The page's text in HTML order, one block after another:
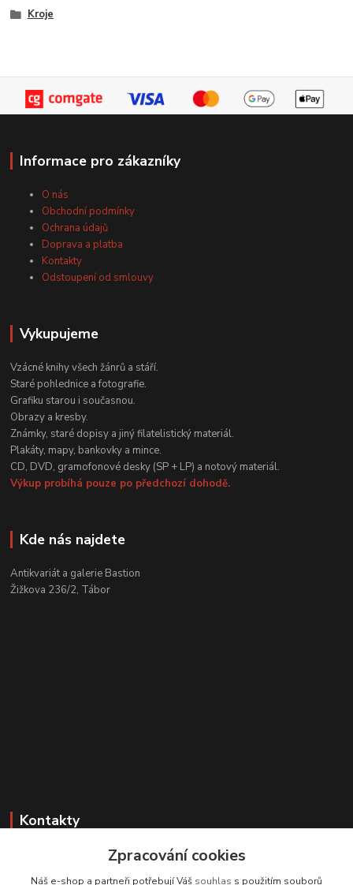
Kroje
Informace pro zákazníky
O nás
Obchodní podmínky
Ochrana údajů
Doprava a platba
Kontakty
Odstoupení od smlouvy
Vykupujeme
Vzácné knihy všech žánrů a stáří.
Staré pohlednice a fotografie.
Grafiku starou i současnou.
Obrazy a kresby.
Známky, staré dopisy a jiný filatelistický materiál.
Plakáty, mapy, bankovky a mince.
CD, DVD, gramofonové desky (SP + LP) a notový materiál.
Výkup probíhá pouze po předchozí dohodě.
Kde nás najdete
Antikvariát a galerie Bastion
Žižkova 236/2, Tábor
Kontakty
Zákaznická podpora
+420 608 331 344
Zpracování cookies
Náš e-shop a partneři potřebují Váš souhlas s použitím souborů